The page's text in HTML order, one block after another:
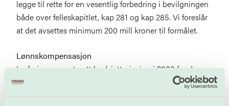
legge til rette for en vesentlig forbedring i bevilgningen
både over felleskapitlet, kap 281 og kap 285. Vi foreslår
at det avsettes minimum 200 mill kroner til formålet.
Lønnskompensasjon
Innføringen av et nytt budsjettprinsipp i 2003 for de
nettobudsjetterte utdanningsinstitusjonene skapte store
problemer for de lærestedene det omfattet. Det er